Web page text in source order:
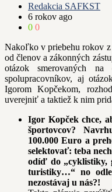
Redakcia SAFKST
6 rokov ago
0 0
Nakoľko v priebehu rokov
od členov a zákonných
otázok smerovaných
spolupracovníkov, aj
Igorom Kopčekom,
uverejniť a taktiež k nim
Igor Kopček chce,
športovcov?
100.000 Euro a
selektovať: teba
odíď do „cyklistiky,
turistiky…“ no
nezostávaj u nás?!